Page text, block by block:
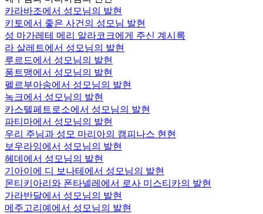
카라바조에서 성모님의 발현
키토에서 좋은 사건의 성모님 발현
성 마가레테 메리 알라코크에게 주신 계시록
라 살레트에서 성모님의 발현
루르드에서 성모님의 발현
퐁트맹에서 성모님의 발현
펠르부아송에서 성모님의 발현
녹크에서 성모님의 발현
카스텔페트로소에서 성모님의 발현
파티마에서 성모님의 발현
우리 주님과 성모 마리아의 캠피나스 현현
보우라잉에서 성모님의 발현
헤데에서 성모님의 발현
기아이에 디 보나테에서 성모님의 발현
몬티키아리와 폰타넬레에서 로사 미스티카의 발현
가라반달에서 성모님의 발현
메주고리예에서 성모님의 발현